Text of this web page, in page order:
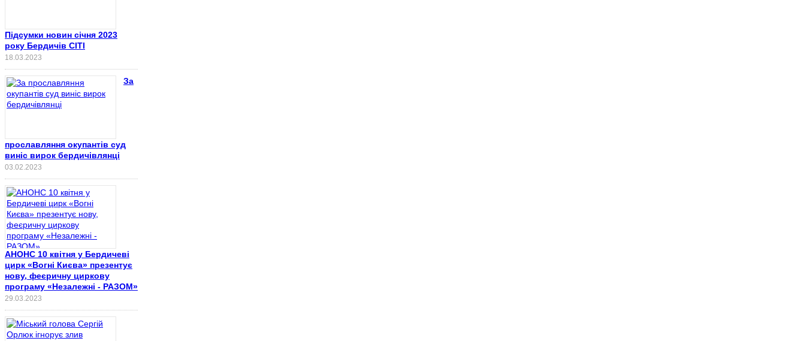
Підсумки новин січня 2023
року Бердичів СІТІ
18.03.2023
За
прославляння окупантів суд
виніс вирок бердичівлянці
03.02.2023
АНОНС 10 квітня у Бердичеві
цирк «Вогні Києва» презентує
нову, феєричну циркову
програму «Незалежні - РАЗОМ»
29.03.2023